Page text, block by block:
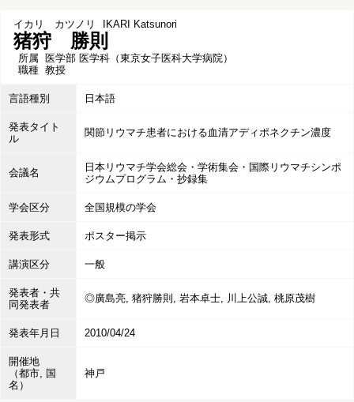
イカリ カツノリ IKARI Katsunori
猪狩 勝則
所属 医学部 医学科（東京女子医科大学病院）
職種 教授
言語種別 日本語
発表タイト
ル
関節リウマチ患者における血清アディポネクチン濃度
会議名
日本リウマチ学会総会・学術集会・国際リウマチシンポ
ジウムプログラム・抄録集
学会区分 全国規模の学会
発表形式 ポスター掲示
講演区分 一般
発表者・共
同発表者
◎廣島亮, 猪狩勝則, 岩本卓士, 川上公誠, 桃原茂樹
発表年月日 2010/04/24
開催地
（都市, 国
名）
神戸